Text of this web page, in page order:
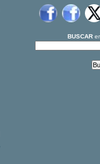
BUSCAR